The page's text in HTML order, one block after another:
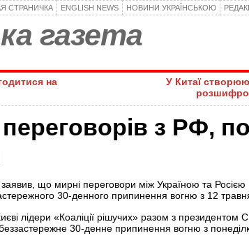
СТРАНИЧКА ENGLISH NEWS НОВИНИ УКРАЇНСЬКОЮ
газета
на
У Китаї
з РФ,
що мирні переговори між Україною та Росією
30-денного припинення вогню з 12
лідери «Коаліції рішучих» разом з
30-денне припинення вогню з